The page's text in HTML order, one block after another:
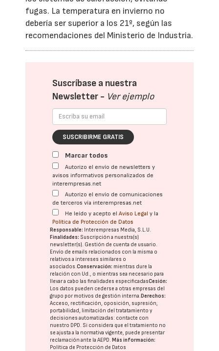
fugas. La temperatura en invierno no
debería ser superior a los 21º, según las
recomendaciones del Ministerio de Industria.
Suscríbase a nuestra
Newsletter - Ver ejemplo
SUSCRIBIRME GRATIS
Marcar todos
Autorizo el envío de newsletters y
avisos informativos personalizados de
interempresas.net
Autorizo el envío de comunicaciones
de terceros vía interempresas.net
He leído y acepto elAviso Legal y la
Política de Protección de Datos
Responsable: Interempresas Media, S.L.U.
Finalidades: Suscripción a nuestra(s)
newsletter(s). Gestión de cuenta de usuario.
Envío de emails relacionados con la misma o
relativos a intereses similares o
asociados.Conservación: mientras dure la
relación con Ud., o mientras sea necesario para
llevar a cabo las finalidades especificadasCesión:
Los datos pueden cederse a otras empresas del
grupo por motivos de gestión interna.Derechos:
Acceso, rectificación, oposición, supresión,
portabilidad, limitación del tratatamiento y
decisiones automatizadas: contacte con
nuestro DPD. Si considera que el tratamiento no
se ajusta a la normativa vigente, puede presentar
reclamación ante laAEPD.Más información:
Política de Protección de Datos